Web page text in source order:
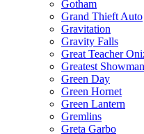
Gotham
Grand Thieft Auto
Gravitation
Gravity Falls
Great Teacher
Greatest Showman
Green Day
Green Hornet
Green Lantern
Gremlins
Greta Garbo